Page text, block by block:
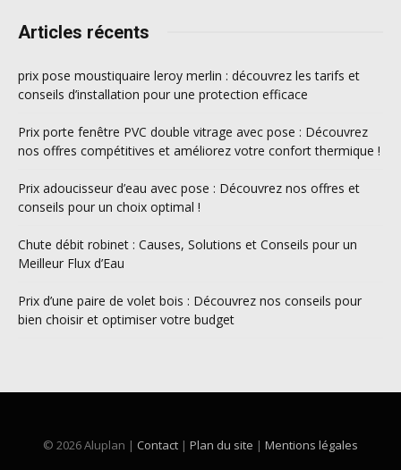
Articles récents
prix pose moustiquaire leroy merlin : découvrez les tarifs et
conseils d’installation pour une protection efficace
Prix porte fenêtre PVC double vitrage avec pose : Découvrez
nos offres compétitives et améliorez votre confort thermique !
Prix adoucisseur d’eau avec pose : Découvrez nos offres et
conseils pour un choix optimal !
Chute débit robinet : Causes, Solutions et Conseils pour un
Meilleur Flux d’Eau
Prix d’une paire de volet bois : Découvrez nos conseils pour
bien choisir et optimiser votre budget
© 2026 Aluplan | Contact | Plan du site | Mentions légales